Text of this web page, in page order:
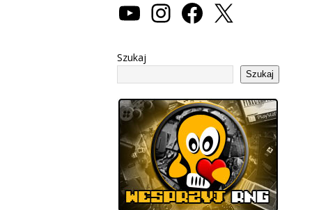
Szukaj
Szukaj